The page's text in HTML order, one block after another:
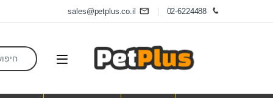
Skip to navigation
02-6224488
sales@petplus.co.il
Open
Search for: